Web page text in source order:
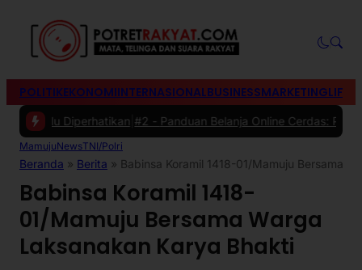
POLITIKEKONOMIINTERNASIONALBUSINESSMARKETING
Diperhatikan|#2 -Panduan Belanja Online Cerdas: Pilih Produk
MamujuNewsTNI/Polri
Beranda » Berita » Babinsa Koramil 1418-01/Mamuju Bersama
Babinsa Koramil 1418-
01/Mamuju Bersama Warga
Laksanakan Karya Bhakti